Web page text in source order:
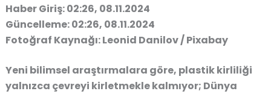
Haber Giriş: 02:26, 08.11.2024
Güncelleme: 02:26, 08.11.2024
Fotoğraf Kaynağı: Leonid Danilov / Pixabay
Yeni bilimsel araştırmalara göre, plastik kirliliği
yalnızca çevreyi kirletmekle kalmıyor; Dünya